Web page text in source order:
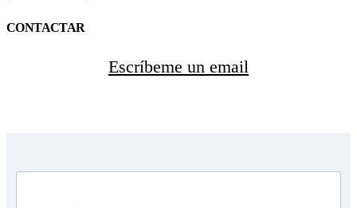
CONTACTAR
Escríbeme un email